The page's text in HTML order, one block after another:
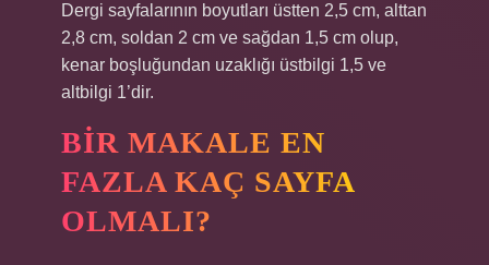
Dergi sayfalarının boyutları üstten 2,5 cm, alttan
2,8 cm, soldan 2 cm ve sağdan 1,5 cm olup,
kenar boşluğundan uzaklığı üstbilgi 1,5 ve
altbilgi 1’dir.
BIR MAKALE EN
FAZLA KAÇ SAYFA
OLMALI?